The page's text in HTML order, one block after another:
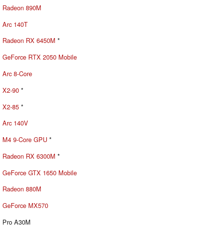
Radeon 890M
Arc 140T
Radeon RX 6450M *
GeForce RTX 2050 Mobile
Arc 8-Core
X2-90 *
X2-85 *
Arc 140V
M4 9-Core GPU *
Radeon RX 6300M *
GeForce GTX 1650 Mobile
Radeon 880M
GeForce MX570
Pro A30M